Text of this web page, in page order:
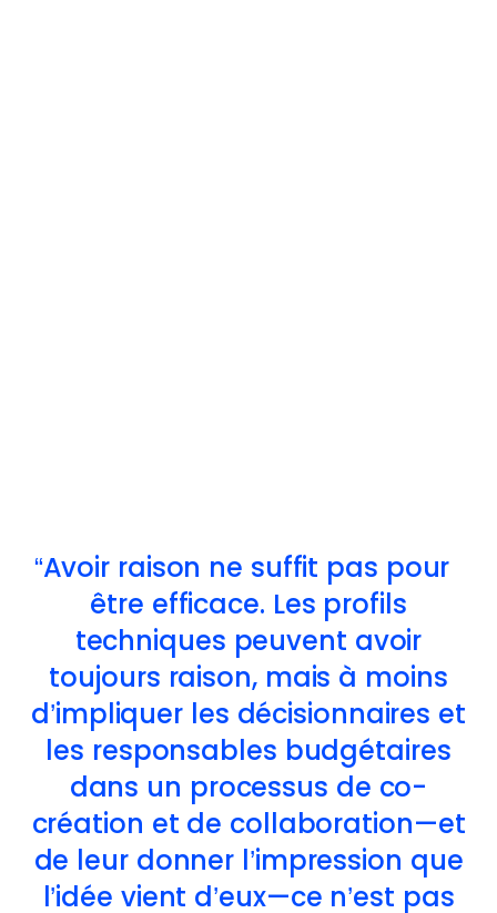
Avoir raison ne suffit pas pour
être efficace. Les profils
techniques peuvent avoir
toujours raison, mais à moins
d’impliquer les décisionnaires et
les responsables budgétaires
dans un processus de co-
création et de collaboration—et
de leur donner l’impression que
l’idée vient d’eux—ce n’est pas